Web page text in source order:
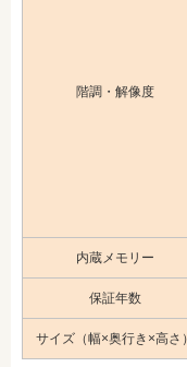
階調・解像度
内蔵メモリー
保証年数
サイズ（幅×奥行き×高さ）